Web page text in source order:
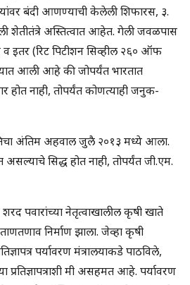
बंदी आणण्याची केलेली शिफारस, ३.
शेतीतंत्रे अस्तित्वात आहेत. गेली जवळपास
व इतर (रिट पिटीशन सिव्हील २६० ऑफ
आली आहे की जोपर्यंत भारतात
होत नाही, तोपर्यंत कोणत्याही जनुक-
तिचा अंतिम अहवाल जुलै २०१३ मध्ये आला.
असल्याचे सिद्ध होत नाही, तोपर्यंत जी.एम.
पवारांच्या नेतृत्वाखालील कृषी खाते
निर्माण झाला. जेव्हा कृषी
पर्यावरण मंत्रालयाकडे पाठविले,
प्रतिज्ञापत्राशी मी असहमत आहे. पर्यावरण